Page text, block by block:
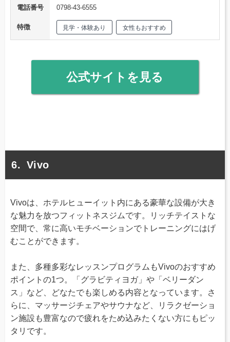
電話番号
0798-43-6555
特徴 見学・体験あり 女性もおすすめ
公式サイトを見る
Vivo
Vivoは、ホテルヒューイット内にある豪華な設備が大き
な魅力を放つフィットネスジムです。リッチテイストな
空間で、常に高いモチベーションでトレーニングにはげ
むことができます。
また、多種多彩なレッスンプログラムもVivoのおすすめ
ポイントの1つ。「グラビティヨガ」や「ベリーダン
ス」など、どなたでも楽しめる内容となっています。さ
らに、マッサージチェアやサウナなど、リラクゼーショ
ン施設も豊富なので疲れをため込みたくない方にもピッ
タリです。